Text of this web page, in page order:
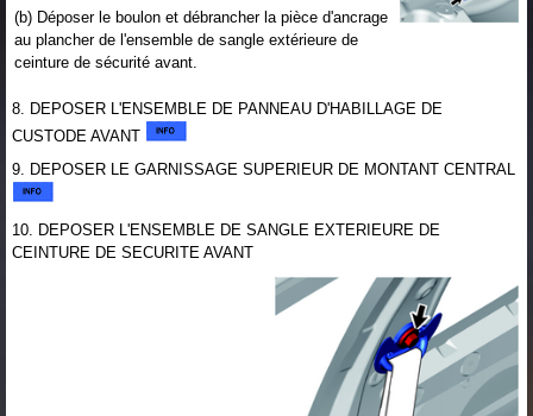
(b) Déposer le boulon et débrancher la pièce d'ancrage
au plancher de l'ensemble de sangle extérieure de
ceinture de sécurité avant.
8. DEPOSER L'ENSEMBLE DE PANNEAU D'HABILLAGE DE
CUSTODE AVANT
9. DEPOSER LE GARNISSAGE SUPERIEUR DE MONTANT CENTRAL
10. DEPOSER L'ENSEMBLE DE SANGLE EXTERIEURE DE
CEINTURE DE SECURITE AVANT